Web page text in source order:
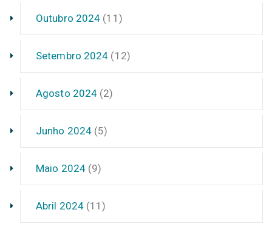
Outubro 2024 (11)
Setembro 2024 (12)
Agosto 2024 (2)
Junho 2024 (5)
Maio 2024(9)
Abril 2024 (11)